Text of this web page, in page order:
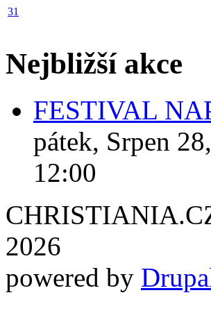
31
Nejbližší akce
FESTIVAL
pátek, Srpen
12:00
2026
powered by